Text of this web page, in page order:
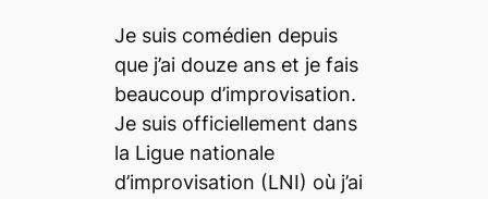
Je suis comédien depuis
que j’ai douze ans et je fais
beaucoup d’improvisation.
Je suis officiellement dans
la Ligue nationale
d’improvisation (LNI) où j’ai